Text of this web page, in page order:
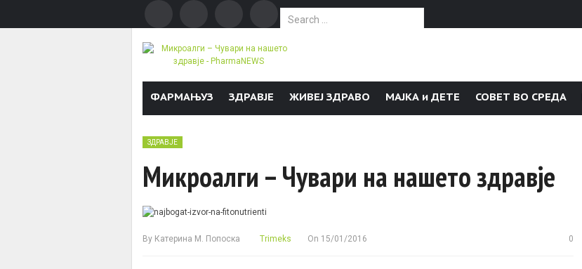
Search for:
ФАРМАЊУЗ ЗДРАВЈЕ ЖИВЕЈ ЗДРАВО МАЈКА и ДЕТЕ СОВЕТ ВО СРЕДА
ЗДРАВЈЕ
Микроалги – Чувари на нашето здравје
By Катерина М. Попоска Trimeks On 15/01/2016 0